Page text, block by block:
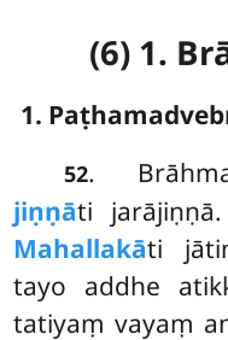
(6) 1.
1.
52.
jiṇṇāti jarājiṇṇā.
Mahallakāti
tayo addhe
tatiyaṃ vayaṃ